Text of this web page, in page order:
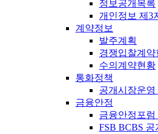
정보공개목록
개인정보 제3
계약정보
발주계획
경쟁입찰계약
수의계약현황
통화정책
공개시장운영
금융안정
금융안정포
FSB BCBS